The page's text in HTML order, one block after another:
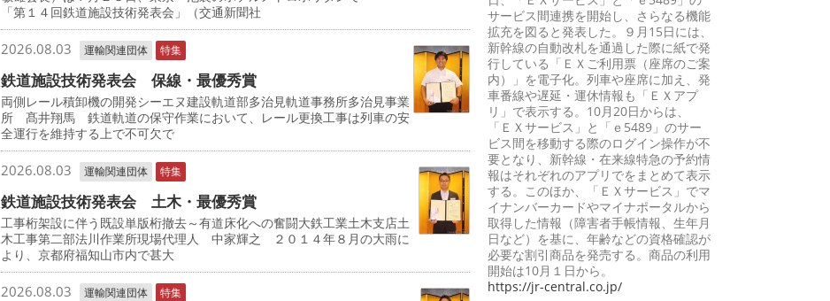
「第１４回鉄道施設技術発表会」（交通新聞社
2026.08.03 運輸関連団体 特集
鉄道施設技術発表会 保線・最優秀賞
両側レール積卸機の開発シーエヌ建設軌道部多治見軌道事務所多治見事業
所 髙井翔馬 鉄道軌道の保守作業において、レール更換工事は列車の安
全運行を維持する上で不可欠で
2026.08.03 運輸関連団体 特集
鉄道施設技術発表会 土木・最優秀賞
工事桁架設に伴う既設単版桁撤去～有道床化への奮闘大鉄工業土木支店土
木工事第二部法川作業所現場代理人 中家輝之 ２０１４年８月の大雨に
より、京都府福知山市内で甚大
2026.08.03 運輸関連団体 特集
サービス間連携を開始し、さらなる機能
拡充を図ると発表した。９月15日には、
新幹線の自動改札を通過した際に紙で発
行している「ＥＸご利用票（座席のご案
内）」を電子化。列車や座席に加え、発
車番線や遅延・運休情報も「ＥＸアプ
リ」で表示する。10月20日からは、
「ＥＸサービス」と「ｅ5489」のサー
ビス間を移動する際のログイン操作が不
要となり、新幹線・在来線特急の予約情
報はそれぞれのアプリでをまとめて表示
する。このほか、「ＥＸサービス」でマ
イナンバーカードやマイナポータルから
取得した情報（障害者手帳情報、生年月
日など）を基に、年齢などの資格確認が
必要な割引商品を発売する。商品の利用
開始は10月１日から。
https://jr-central.co.jp/